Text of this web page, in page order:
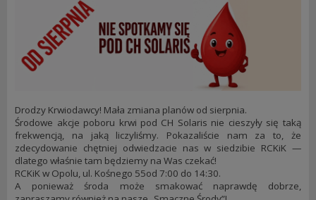
Drodzy Krwiodawcy! Mała zmiana planów od sierpnia.
Środowe akcje poboru krwi pod CH Solaris nie cieszyły się taką
frekwencją, na jaką liczyliśmy. Pokazaliście nam za to, że
zdecydowanie chętniej odwiedzacie nas w siedzibie RCKiK —
dlatego właśnie tam będziemy na Was czekać!
RCKiK w Opolu, ul. Kośnego 55od 7:00 do 14:30.
A ponieważ środa może smakować naprawdę dobrze,